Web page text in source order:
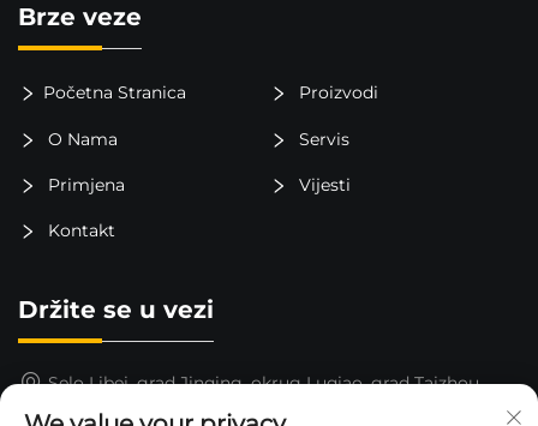
Brze veze
Početna Stranica Proizvodi
O Nama Servis
Primjena Vijesti
Kontakt
Držite se u vezi
Selo Libei, grad Jinqing, okrug Luqiao, grad Taizhou,